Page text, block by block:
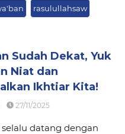
rasulullahsaw
Sudah Dekat, Yuk
Niat dan
Ikhtiar Kita!
27/11/2025
datang dengan